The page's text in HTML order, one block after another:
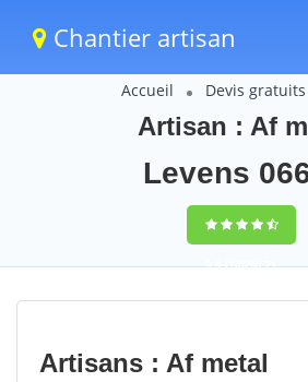
Chantier artisan
Accueil Devis
Artisan : Af
Levens
9,5(100%)71
votes
Artisans : Af metal